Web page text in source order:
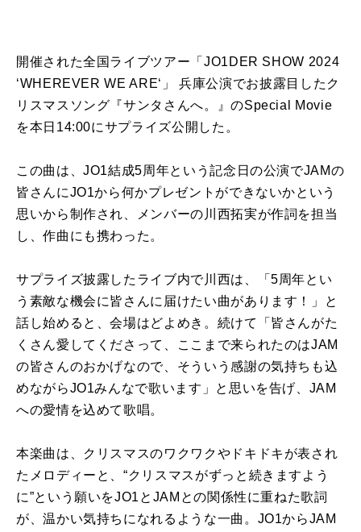
開催された全国ライブツアー「JO1DER SHOW 2024
‘WHEREVER WE ARE‘」 兵庫公演でお披露目したク
リスマスソング『サンタさんへ。』のSpecial Movie
を本日14:00にサプライズ公開した。
この曲は、JO1結成5周年という記念日の公演でJAMの
皆さんにJO1から何かプレゼントができないかという
思いから制作され、メンバーの川西拓実が作詞を担当
し、作曲にも携わった。
サプライズ披露したライブ内で川西は、「5周年とい
う素敵な機会に皆さんに届けたい曲があります！」と
話し始めると、会場はどよめき。続けて「皆さんがた
くさん愛してくださって、ここまで来られたのはJAM
の皆さんのおかげなので、そういう感謝の気持ちも込
めながらJO1みんなで歌います」と思いを告げ、JAM
への愛情を込めて歌唱。
本楽曲は、クリスマスのワクワクやドキドキが表され
たメロディーと、“クリスマスがずっと続きますよう
に”という願いをJO1とJAMとの関係性に重ねた歌詞
が、温かい気持ちになれるような一曲。JO1からJAM